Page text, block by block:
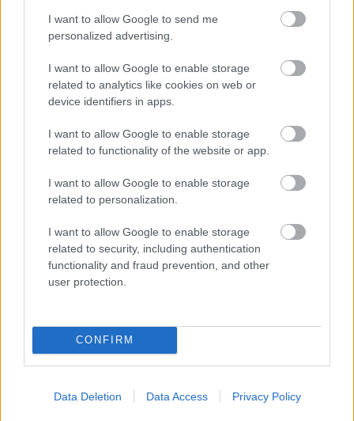
I want to allow Google to send me
personalized advertising.
I want to allow Google to enable storage
related to analytics like cookies on web or
device identifiers in apps.
I want to allow Google to enable storage
related to functionality of the website or app.
I want to allow Google to enable storage
related to personalization.
I want to allow Google to enable storage
related to security, including authentication
functionality and fraud prevention, and other
user protection.
CONFIRM
Data Deletion Data Access Privacy Policy
ELŐZŐ MÉRKŐZÉSEK
Támogatás
Támogasd adományoddal
a ManUtdFanatics.hu működését!
Kapcsolódó hírek
TEN HAG ÜZENETE JONES-